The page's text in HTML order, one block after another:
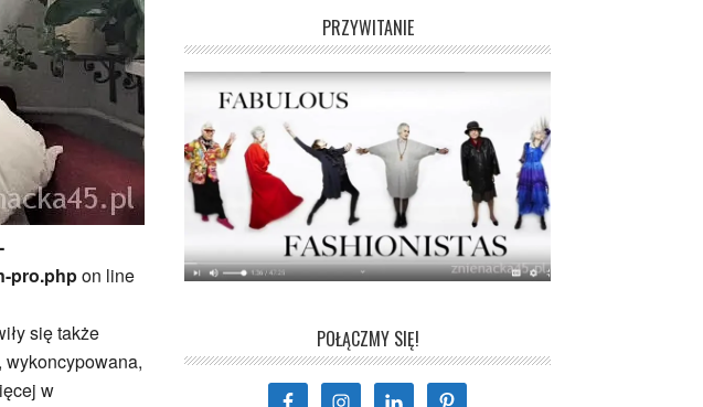
pro.phpon line
się także
w
PRZYWITANIE
POŁĄCZMY SIĘ!